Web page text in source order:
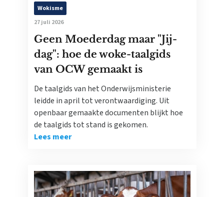
Wokisme
27 juli 2026
Geen Moederdag maar "Jij-
dag": hoe de woke-taalgids
van OCW gemaakt is
De taalgids van het Onderwijsministerie
leidde in april tot verontwaardiging. Uit
openbaar gemaakte documenten blijkt hoe
de taalgids tot stand is gekomen.
Lees meer